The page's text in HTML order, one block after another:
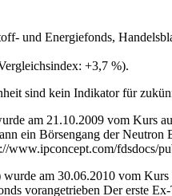
und Energiefonds,
+3,7 %).
sind kein Indikator für
am 21.10.2009 vom Kurs
ein Börsengang der
www.ipconcept.com/fdsdocs/
am 30.06.2010 vom
vorangetrieben Der erste